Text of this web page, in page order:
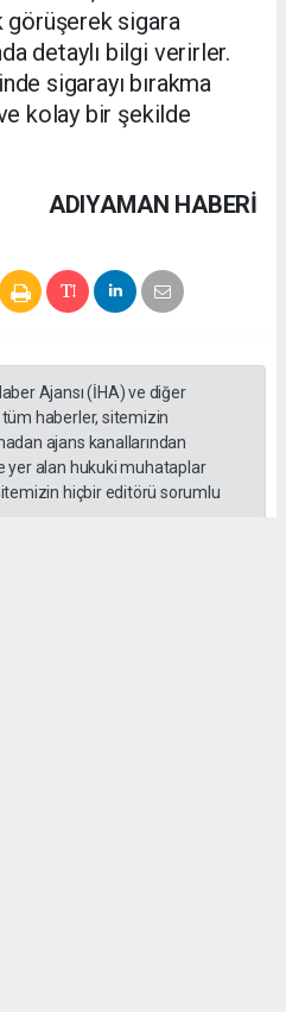
sigara
detaylı bilgi verirler.
sigarayı bırakma
kolay bir şekilde
ADIYAMAN HABERİ
Ajansı (İHA) ve diğer
haberler, sitemizin
ajans kanallarından
yer alan hukuki muhataplar
hiçbir editörü sorumlu